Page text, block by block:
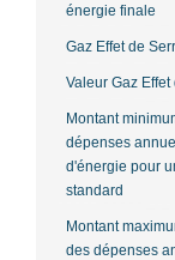
énergie finale
Gaz Effet de
Valeur Gaz Effet
Montant
dépenses
d'énergie pour
standard
Montant
des dépenses